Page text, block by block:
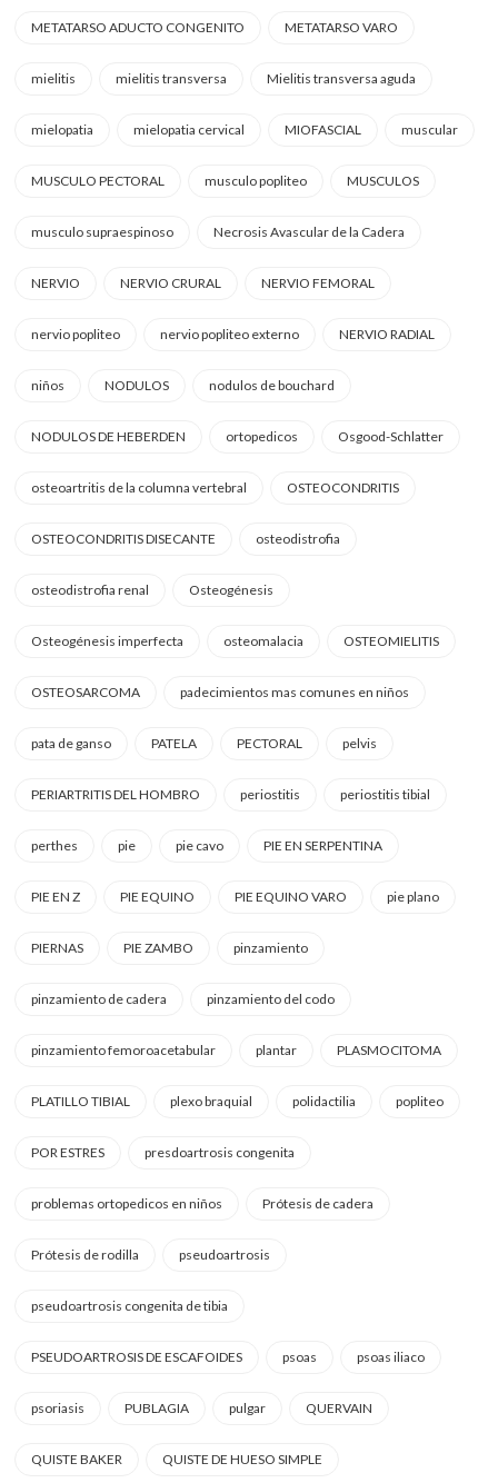
METATARSO ADUCTO CONGENITO METATARSO VARO
mielitis mielitis transversa Mielitis transversa aguda
mielopatia mielopatia cervical MIOFASCIAL muscular
MUSCULO PECTORAL musculo popliteo MUSCULOS
musculo supraespinoso Necrosis Avascular de la Cadera
NERVIO NERVIO CRURAL NERVIO FEMORAL
nervio popliteo nervio popliteo externo NERVIO RADIAL
niños NODULOS nodulos de bouchard
NODULOS DE HEBERDEN ortopedicos Osgood-Schlatter
osteoartritis de la columna vertebral OSTEOCONDRITIS
OSTEOCONDRITIS DISECANTE osteodistrofia
osteodistrofia renal Osteogénesis
Osteogénesis imperfecta osteomalacia OSTEOMIELITIS
OSTEOSARCOMA padecimientos mas comunes en niños
pata de ganso PATELA PECTORAL pelvis
PERIARTRITIS DEL HOMBRO periostitis periostitis tibial
perthes pie pie cavo PIE EN SERPENTINA
PIE EN Z PIE EQUINO PIE EQUINO VARO pie plano
PIERNAS PIE ZAMBO pinzamiento
pinzamiento de cadera pinzamiento del codo
pinzamiento femoroacetabular plantar PLASMOCITOMA
PLATILLO TIBIAL plexo braquial polidactilia popliteo
POR ESTRES presdoartrosis congenita
problemas ortopedicos en niños Prótesis de cadera
Prótesis de rodilla pseudoartrosis
pseudoartrosis congenita de tibia
PSEUDOARTROSIS DE ESCAFOIDES psoas psoas iliaco
psoriasis PUBLAGIA pulgar QUERVAIN
QUISTE BAKER QUISTE DE HUESO SIMPLE